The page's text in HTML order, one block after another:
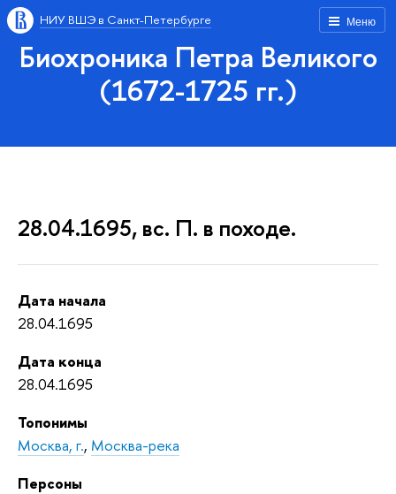
Меню
НИУ ВШЭ в Санкт-Петербурге
Биохроника Петра Великого
(1672-1725 гг.)
28.04.1695, вс. П. в походе.
Дата начала
28.04.1695
Дата конца
28.04.1695
Топонимы
Москва, г., Москва-река
Персоны